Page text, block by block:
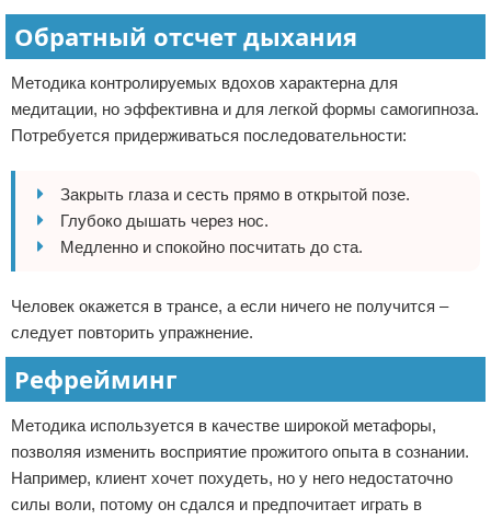
Обратный отсчет дыхания
Методика контролируемых вдохов характерна для
медитации, но эффективна и для легкой формы самогипноза.
Потребуется придерживаться последовательности:
Закрыть глаза и сесть прямо в открытой позе.
Глубоко дышать через нос.
Медленно и спокойно посчитать до ста.
Человек окажется в трансе, а если ничего не получится –
следует повторить упражнение.
Рефрейминг
Методика используется в качестве широкой метафоры,
позволяя изменить восприятие прожитого опыта в сознании.
Например, клиент хочет похудеть, но у него недостаточно
силы воли, потому он сдался и предпочитает играть в